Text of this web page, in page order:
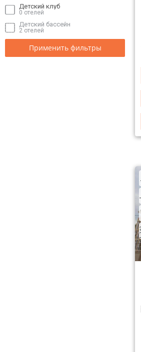
Детский клуб
0 отелей
Детский бассейн
2 отелей
Применить фильтры